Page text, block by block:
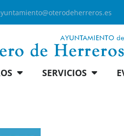
SERVICIOS